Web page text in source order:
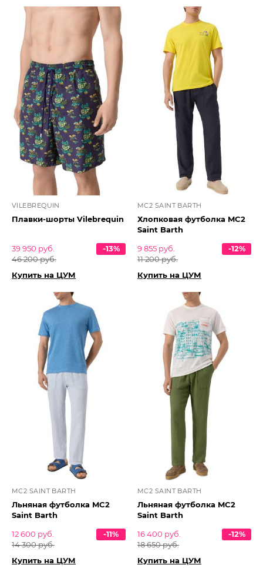
VILEBREQUIN
Плавки-шорты Vilebrequin
39 950 руб.
46 200 руб.
-13%
Купить на ЦУМ
MC2 SAINT BARTH
Хлопковая футболка MC2
Saint Barth
9 855 руб.
11 200 руб.
-12%
Купить на ЦУМ
MC2 SAINT BARTH
Льняная футболка MC2
Saint Barth
12 600 руб.
14 300 руб.
-11%
Купить на ЦУМ
MC2 SAINT BARTH
Льняная футболка MC2
Saint Barth
16 400 руб.
18 650 руб.
-12%
Купить на ЦУМ